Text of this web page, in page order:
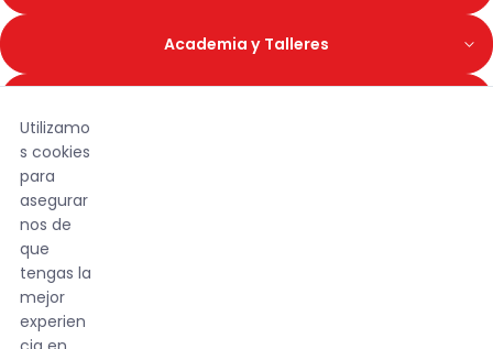
Academia y Talleres
Utilizamo
s cookies
para
asegurar
nos de
que
tengas la
mejor
experien